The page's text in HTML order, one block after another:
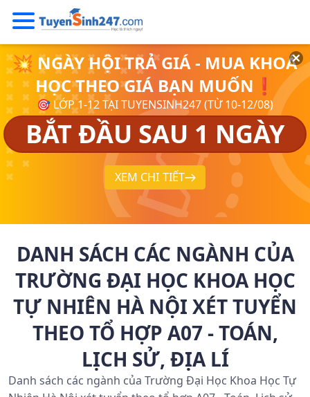
💥 NGÀY HỘI TRẢ GIÁ - MUA KHOÁ
HỌC THEO GIÁ BẠN MUỐN❗
🎯 LỚP 1-12 TẠI TUYENSINH247 (TỪ 10-12/08)
BẮT ĐẦU SAU 1 NGÀY
XEM CHI TIẾT
DANH SÁCH CÁC NGÀNH CỦA
TRƯỜNG ĐẠI HỌC KHOA HỌC
TỰ NHIÊN HÀ NỘI XÉT TUYỂN
THEO TỔ HỢP A07 - TOÁN,
LỊCH SỬ, ĐỊA LÍ
Danh sách các ngành của Trường Đại Học Khoa Học Tự